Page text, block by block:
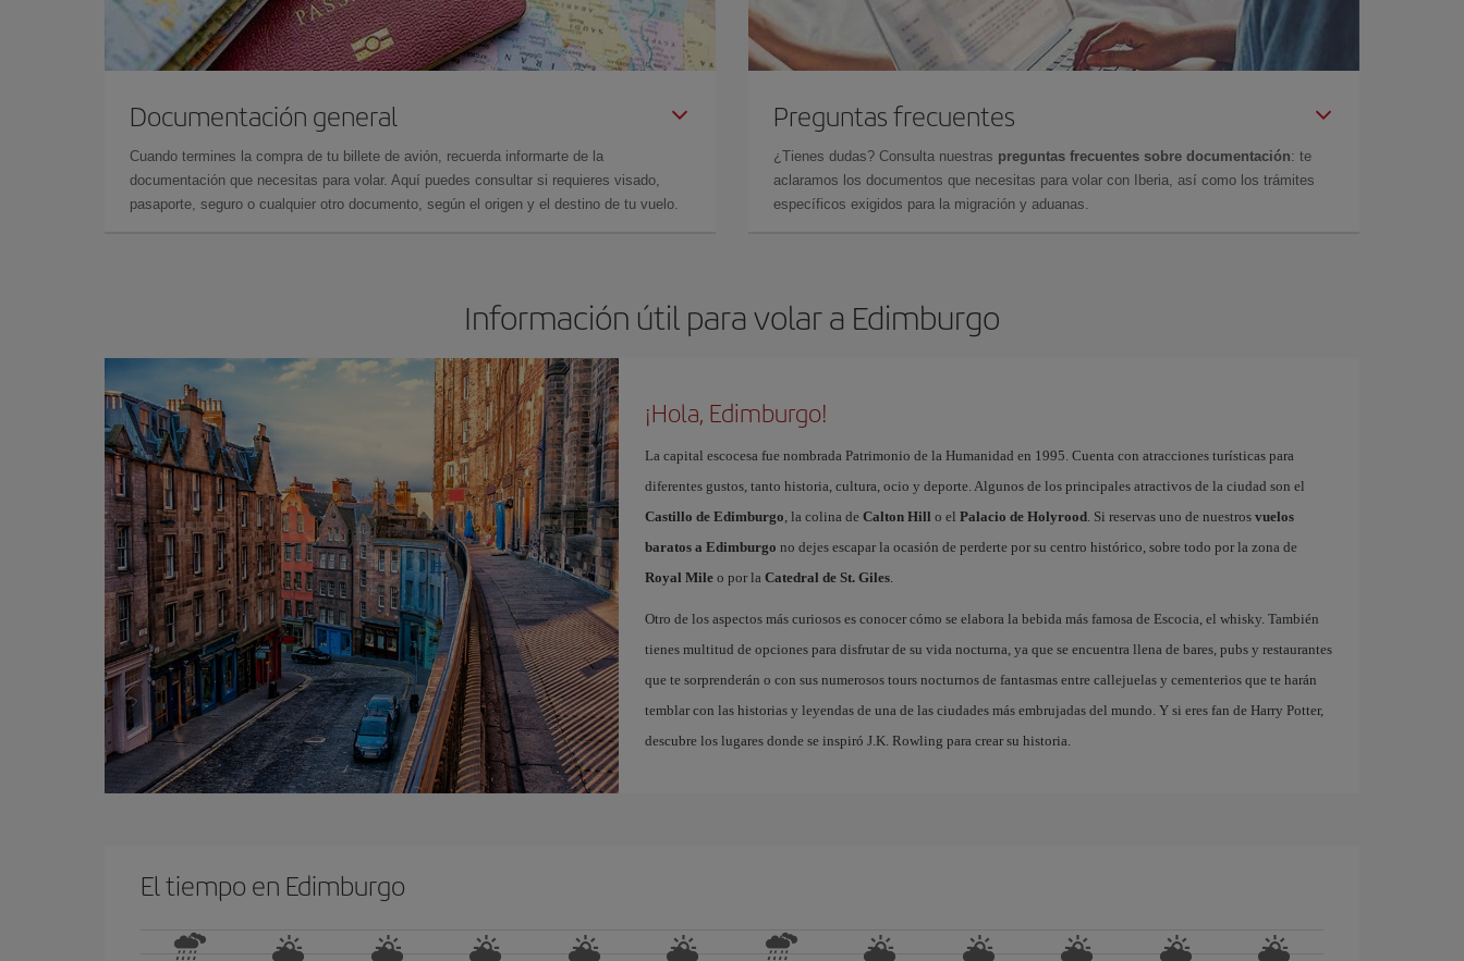
Documentación general
Cuando termines la compra de tu billete de avión, recuerda informarte de la
documentación que necesitas para volar. Aquí puedes consultar si requieres visado,
pasaporte, seguro o cualquier otro documento, según el origen y el destino de tu vuelo.
Preguntas frecuentes
¿Tienes dudas? Consulta nuestras preguntas frecuentes sobre documentación: te
aclaramos los documentos que necesitas para volar con Iberia, así como los trámites
específicos exigidos para la migración y aduanas.
Información útil para volar a Edimburgo
¡Hola, Edimburgo!
La capital escocesa fue nombrada Patrimonio de la Humanidad en 1995. Cuenta con atracciones turísticas para
diferentes gustos, tanto historia, cultura, ocio y deporte. Algunos de los principales atractivos de la ciudad son el
Castillo de Edimburgo, la colina de Calton Hill o el Palacio de Holyrood. Si reservas uno de nuestros vuelos
baratos a Edimburgo no dejes escapar la ocasión de perderte por su centro histórico, sobre todo por la zona de
Royal Mileo por la Catedral de St. Giles.
Otro de los aspectos más curiosos es conocer cómo se elabora la bebida más famosa de Escocia, el whisky. También
tienes multitud de opciones para disfrutar de su vida nocturna, ya que se encuentra llena de bares, pubs y restaurantes
que te sorprenderán o con sus numerosos tours nocturnos de fantasmas entre callejuelas y cementerios que te harán
temblar con las historias y leyendas de una de las ciudades más embrujadas del mundo. Y si eres fan de Harry Potter,
descubre los lugares donde se inspiró J.K. Rowling para crear su historia.
El tiempo en Edimburgo